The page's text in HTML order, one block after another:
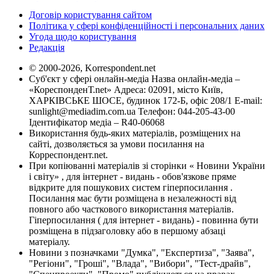
Договір користування сайтом
Політика у сфері конфіденційності і персональних даних
Угода щодо користування
Редакція
© 2000-2026, Korrespondent.net
Суб'єкт у сфері онлайн-медіа Назва онлайн-медіа –
«КореспонденТ.net» Адреса: 02091, місто Київ,
ХАРКІВСЬКЕ ШОСЕ, будинок 172-Б, офіс 208/1 E-mail:
sunlight@mediadim.com.ua Телефон: 044-205-43-00
Ідентифікатор медіа – R40-06068
Використання будь-яких матеріалів, розміщених на
сайті, дозволяється за умови посилання на
Корреспондент.net.
При копіюванні матеріалів зі сторінки « Новини України
і світу» , для інтернет - видань - обов'язкове пряме
відкрите для пошукових систем гіперпосилання .
Посилання має бути розміщена в незалежності від
повного або часткового використання матеріалів.
Гіперпосилання ( для інтернет - видань) - повинна бути
розміщена в підзаголовку або в першому абзаці
матеріалу.
Новини з позначками "Думка", "Експертиза", "Заява",
"Регіони", "Гроші", "Влада", "Вибори", "Тест-драйв",